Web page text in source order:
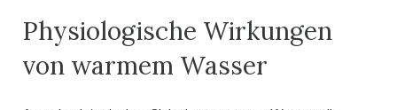
Physiologische Wirkungen
von warmem Wasser